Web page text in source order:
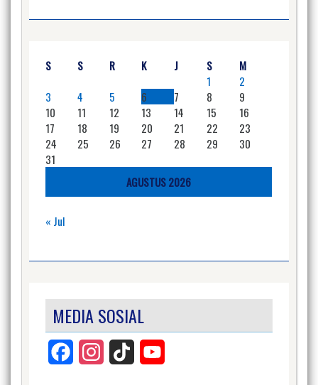
AGUSTUS 2026
S S R K J S
M
1
2
3
4 5 6 7 8
9
10
11 12 13 14 15
16
17
18 19 20 21 22
23
24
25 26 27 28 29
30
31
« Jul
MEDIA SOSIAL
Facebook InstagramTikTok